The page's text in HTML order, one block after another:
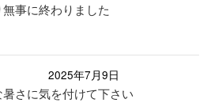
事に終わりました
2025年7月9日
さに気を付けて下さい